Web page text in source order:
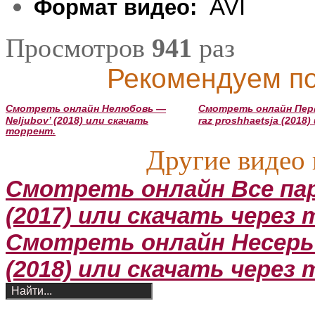
Формат видео: AVI
Просмотров 941 раз
Рекомендуем
Смотреть онлайн Нелюбовь —
Neljubov’ (2018) или скачать
торрент.
Смотреть онлайн
raz proshhaetsja
Другие видео
Смотреть онлайн Все
(2017) или скачать через
Смотреть онлайн
(2018) или скачать через